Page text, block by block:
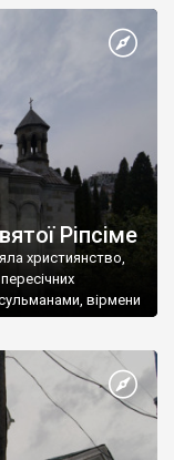
християнином.
Таврійського
Ріпсіме
християнство,
вірмени